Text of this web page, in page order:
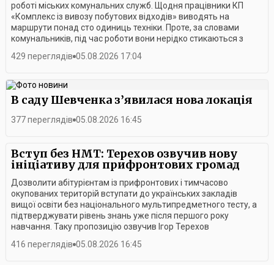
роботі міських комунальних служб. Щодня працівники КП
«Комплекс із вивозу побутових відходів» виводять на
маршрути понад сто одиниць техніки. Проте, за словами
комунальників, під час роботи вони нерідко стикаються з
розповідають, що така комунікація з мешканцями
закликають харків’ян своєчасно оплачувати послуги з
вивезення побутових відходів. Це дозволяє комунальникам
стабільно працювати та підтримувати чистоту в місті,
незважаючи на всі виклики воєнного часу.
429 переглядів 05.08.2026 17:04
В саду Шевченка з’явилася нова локація
377 переглядів 05.08.2026 16:45
Вступ без НМТ: Терехов озвучив нову
ініціативу для прифронтових громад
Дозволити абітурієнтам із прифронтових і тимчасово
окупованих територій вступати до українських закладів
вищої освіти без національного мультипредметного тесту, а
підтверджувати рівень знань уже після першого року
навчання. Таку пропозицію озвучив Ігор Терехов
Дніпропетровської області під час робочого візиту до
416 переглядів 05.08.2026 16:45